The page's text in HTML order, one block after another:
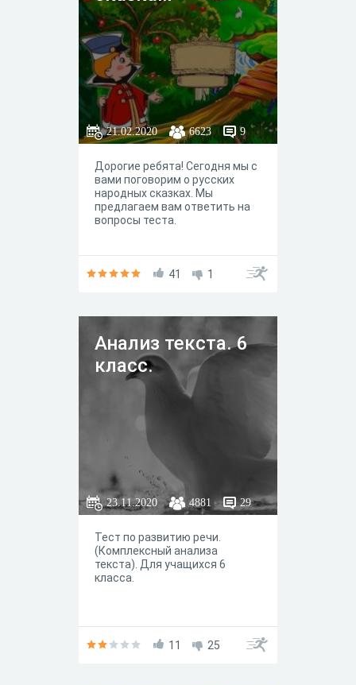
21.02.2020 6623 9
Дорогие ребята! Сегодня мы с
вами поговорим о русских
народных сказках. Мы
предлагаем вам ответить на
вопросы теста.
41 1
Анализ текста. 6
класс.
23.11.2020 4881 29
Тест по развитию речи.
(Комплексный анализа
текста). Для учащихся 6
класса.
11 25